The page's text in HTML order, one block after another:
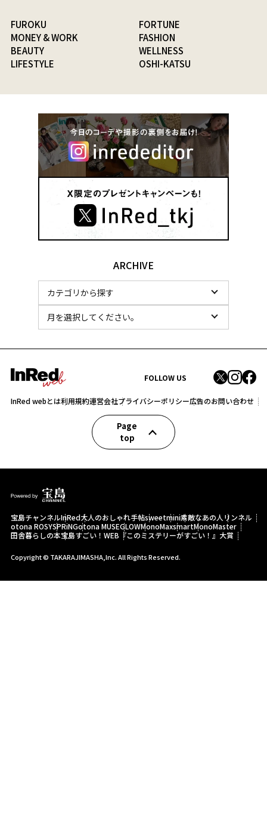
FUROKU
FORTUNE
MONEY & WORK
FASHION
BEAUTY
WELLNESS
LIFESTYLE
OSHI-KATSU
ARCHIVE
FOLLOW US
InRed webとは利用規約運営会社プライバシーポリシー広告のお問い合わせ
Page
top
宝島チャンネルInRed大人のおしゃれ手帖sweetmini素敵なあの人 リンネル
otona ROSYSPRiNGotona MUSEGLOWMonoMaxsmartMonoMaster
田舎暮らしの本宝島すごい！WEB 『このミステリーがすごい！』大賞
Copyright © TAKARAJIMASHA,Inc. All Rights Reserved.